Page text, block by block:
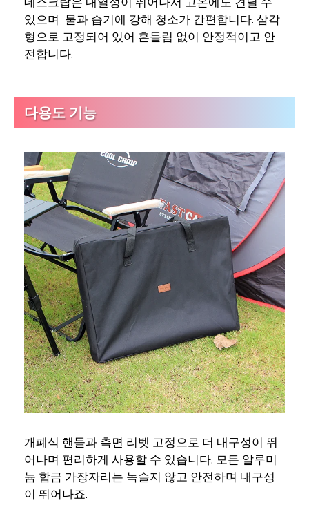
있으며, 물과 습기에 강해 청소가 간편합니다. 삼각
형으로 고정되어 있어 흔들림 없이 안정적이고 안
전합니다.
다용도 기능
개폐식 핸들과 측면 리벳 고정으로 더 내구성이 뛰
어나며 편리하게 사용할 수 있습니다. 모든 알루미
늄 합금 가장자리는 녹슬지 않고 안전하며 내구성
이 뛰어나죠.